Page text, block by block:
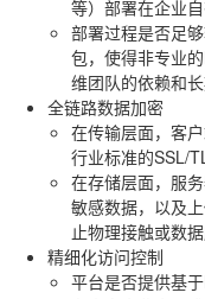
等）部署在企业
部署过程是否足
包，使得非专业
维团队的依赖和长
全链路数据加密
在传输层面，客
行业标准的SSL/
在存储层面，服
敏感数据，以及
止物理接触或数
精细化访问控制
平台是否提供基